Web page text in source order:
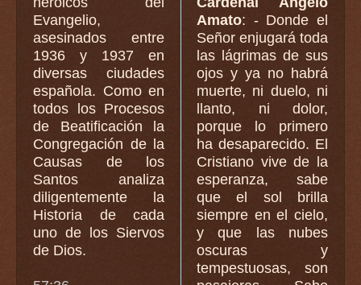
Evangelio,
asesinados entre
1936 y 1937 en
diversas ciudades
española. Como en
todos los Procesos
de Beatificación la
Congregación de la
Causas de los
Santos analiza
diligentemente la
Historia de cada
uno de los Siervos
de Dios.
Amato: - Donde el
Señor enjugará toda
las lágrimas de sus
ojos y ya no habrá
muerte, ni duelo, ni
llanto, ni dolor,
porque lo primero
ha desaparecido. El
Cristiano vive de la
esperanza, sabe
que el sol brilla
siempre en el cielo,
y que las nubes
oscuras y
tempestuosas, son